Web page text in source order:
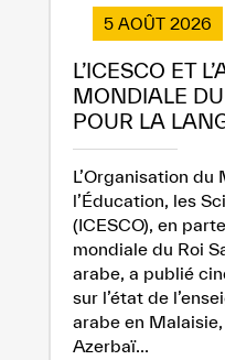
5 AOÛT 2026
L’ICESCO ET
MONDIALE
POUR LA
L’Organisation
l’Éducation, les
(ICESCO), en
mondiale du Roi
arabe, a publié
sur l’état de
arabe en
Azerbaï...